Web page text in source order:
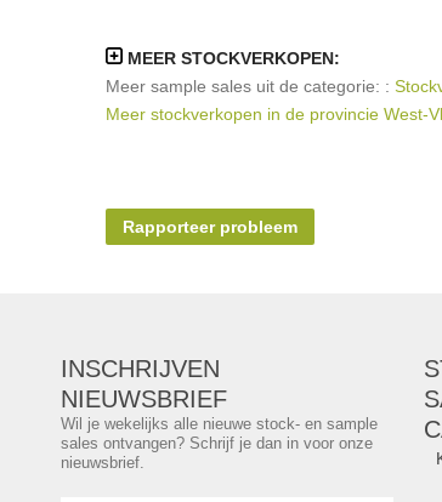
MEER STOCKVERKOPEN:
Meer sample sales uit de categorie: :
Meer stockverkopen in de provincie West-
Rapporteer probleem
INSCHRIJVEN
NIEUWSBRIEF
Wil je wekelijks alle nieuwe stock- en sample
sales ontvangen? Schrijf je dan in voor onze
nieuwsbrief.